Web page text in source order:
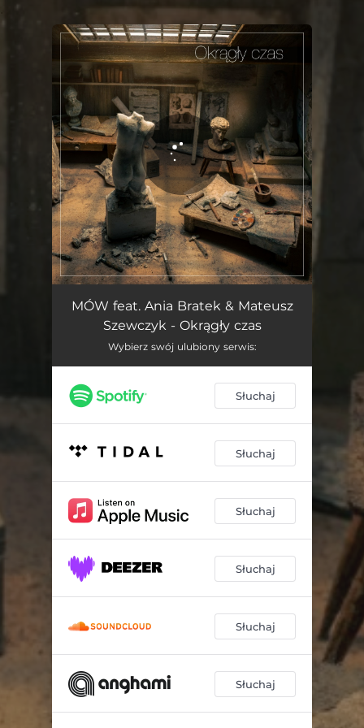
You're all set!
Okrągły czas (feat. Ania Bratek & Mateusz Szewczyk) 02:58
MÓW feat. Ania Bratek & Mateusz
Szewczyk - Okrągły czas
Wybierz swój ulubiony serwis:
Słuchaj
Słuchaj
Słuchaj
Słuchaj
Słuchaj
Słuchaj